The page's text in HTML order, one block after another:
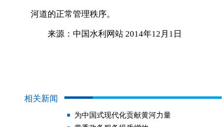
河道的正常管理秩序。
来源：中国水利网站 2014年12月1日
相关新闻
为中国式现代化贡献黄河力量